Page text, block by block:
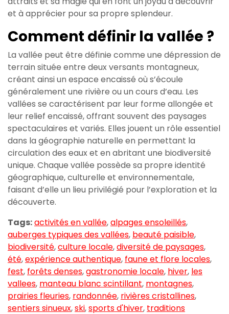
et à apprécier pour sa propre splendeur.
Comment définir la vallée ?
La vallée peut être définie comme une dépression de
terrain située entre deux versants montagneux,
créant ainsi un espace encaissé où s’écoule
généralement une rivière ou un cours d’eau. Les
vallées se caractérisent par leur forme allongée et
leur relief encaissé, offrant souvent des paysages
spectaculaires et variés. Elles jouent un rôle essentiel
dans la géographie naturelle en permettant la
circulation des eaux et en abritant une biodiversité
unique. Chaque vallée possède sa propre identité
géographique, culturelle et environnementale,
faisant d’elle un lieu privilégié pour l’exploration et la
découverte.
Tags:activités en vallée,alpages ensoleillés,
auberges typiques des vallées, beauté paisible,
biodiversité,culture locale,diversité de paysages,
été,expérience authentique, faune et flore locales,
fest, forêts denses,gastronomie locale, hiver, les
vallees, manteau blanc scintillant, montagnes,
prairies fleuries, randonnée, rivières cristallines,
sentiers sinueux,ski,sports d'hiver, traditions